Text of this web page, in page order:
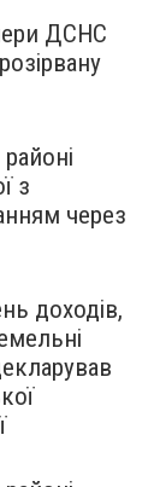
ДСНС
з
через
доходів,